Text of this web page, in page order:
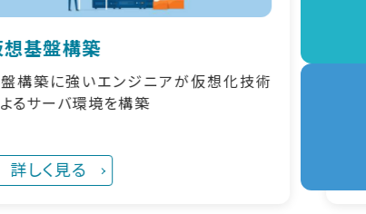
クラウド導入事例
クラウド技術を駆使した導入事例のご紹介
詳しく見る